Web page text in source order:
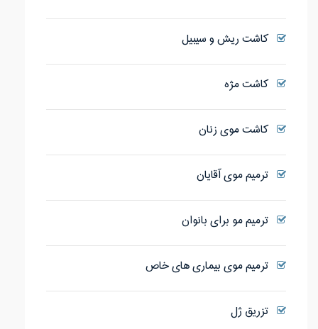
کاشت ریش و سیبیل
کاشت مژه
کاشت موی زنان
ترمیم موی آقایان
ترمیم مو برای بانوان
ترمیم موی بیماری های خاص
تزریق ژل